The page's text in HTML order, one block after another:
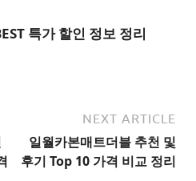
특가 할인 정보 정리
NEXT ARTICLE
일월카본매트더블 추천 및
후기 Top 10 가격 비교 정리